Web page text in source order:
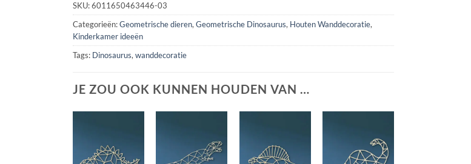
SKU:6011650463446-03
Categorieën:Geometrische dieren, Geometrische Dinosaurus, Houten Wanddecoratie,
Kinderkamer ideeën
Tags: Dinosaurus, wanddecoratie
JE ZOU OOK KUNNEN HOUDEN VAN …